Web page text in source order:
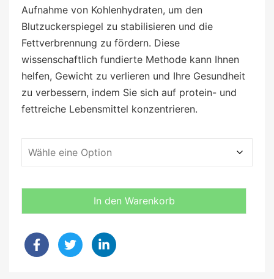
Aufnahme von Kohlenhydraten, um den
Blutzuckerspiegel zu stabilisieren und die
Fettverbrennung zu fördern. Diese
wissenschaftlich fundierte Methode kann Ihnen
helfen, Gewicht zu verlieren und Ihre Gesundheit
zu verbessern, indem Sie sich auf protein- und
fettreiche Lebensmittel konzentrieren.
In den Warenkorb